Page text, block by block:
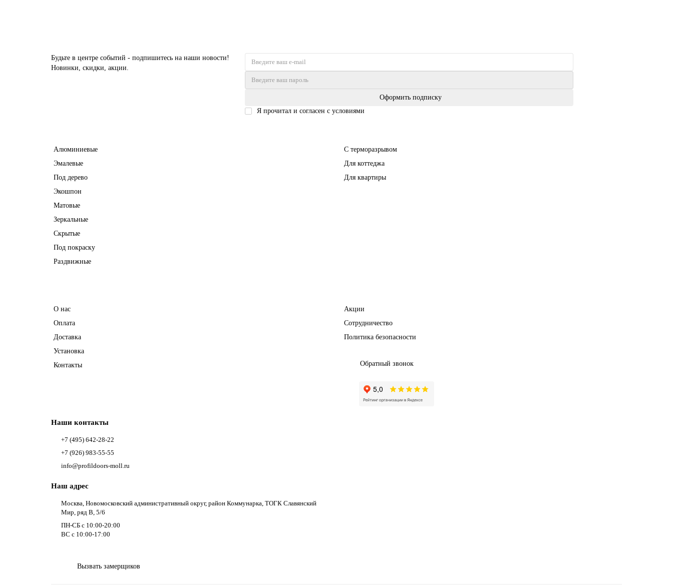
Будьте в центре событий - подпишитесь на наши новости!
Новинки, скидки, акции.
Оформить подписку
Я прочитал и согласен с условиями
Алюминиевые
Эмалевые
Под дерево
Экошпон
Матовые
Зеркальные
Скрытые
Под покраску
Раздвижные
С терморазрывом
Для коттеджа
Для квартиры
О нас
Оплата
Доставка
Установка
Контакты
Акции
Сотрудничество
Политика безопасности
Обратный звонок
Наши контакты
+7 (495) 642-28-22
+7 (926) 983-55-55
info@profildoors-moll.ru
Наш адрес
Москва, Новомосковский административный округ, район Коммунарка, ТОГК Славянский
Мир, ряд В, 5/6
ПН-СБ с 10:00-20:00
ВС с 10:00-17:00
Вызвать замерщиков